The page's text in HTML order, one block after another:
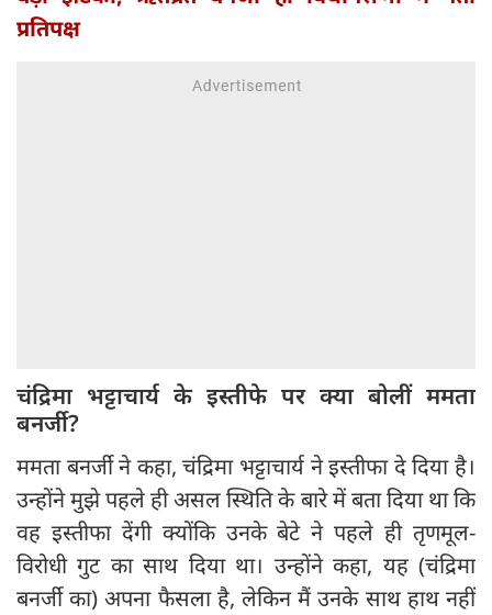
प्रतिपक्ष
चंद्रिमा भट्टाचार्य के इस्तीफे पर क्‍या बोलीं ममता
बनर्जी?
ममता बनर्जी ने कहा, चंद्रिमा भट्टाचार्य ने इस्तीफा दे दिया है।
उन्होंने मुझे पहले ही असल स्थिति के बारे में बता दिया था कि
वह इस्तीफा देंगी क्योंकि उनके बेटे ने पहले ही तृणमूल-
विरोधी गुट का साथ दिया था। उन्होंने कहा, यह (चंद्रिमा
बनर्जी का) अपना फैसला है, लेकिन मैं उनके साथ हाथ नहीं